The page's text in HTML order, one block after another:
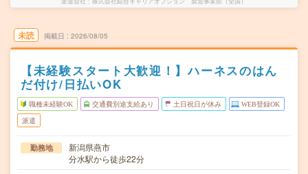
未読 掲載日 2026/08/05
【未経験スタート大歓迎！】ハーネスのはん
だ付け/日払いOK
職種未経験OK 交通費別途支給あり 土日祝日が休み WEB登録OK
派遣
勤務地
新潟県燕市
分水駅から徒歩22分